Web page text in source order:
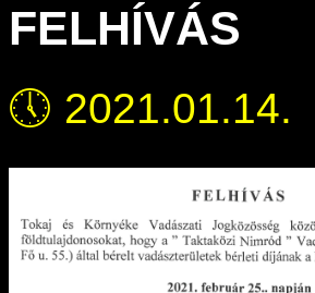
FELHÍVÁS
🕔 2021.01.14.